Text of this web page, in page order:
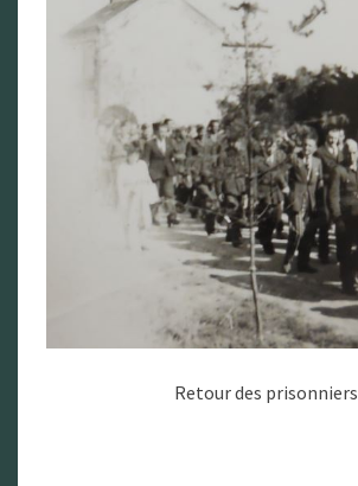
Retour des prisonniers